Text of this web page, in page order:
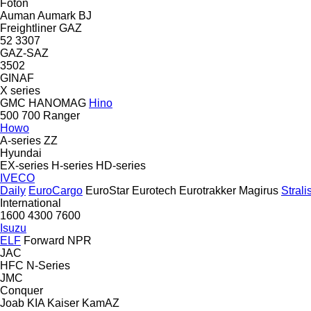
Foton
Auman Aumark BJ
Freightliner GAZ
52 3307
GAZ-SAZ
3502
GINAF
X series
GMC HANOMAG Hino
500 700 Ranger
Howo
A-series ZZ
Hyundai
EX-series H-series HD-series
IVECO
Daily EuroCargo EuroStar Eurotech Eurotrakker Magirus
International
1600 4300 7600
Isuzu
ELF Forward NPR
JAC
HFC N-Series
JMC
Conquer
Joab KIA Kaiser KamAZ